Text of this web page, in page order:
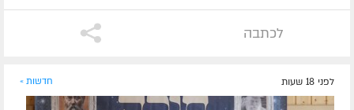
לכתבה
לפני 18 שעות חדשות »